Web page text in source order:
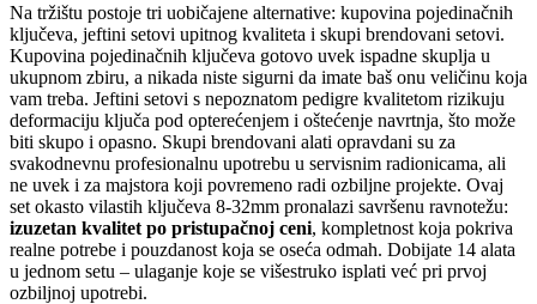
Na tržištu postoje tri uobičajene alternative: kupovina pojedinačnih
ključeva, jeftini setovi upitnog kvaliteta i skupi brendovani setovi.
Kupovina pojedinačnih ključeva gotovo uvek ispadne skuplja u
ukupnom zbiru, a nikada niste sigurni da imate baš onu veličinu koja
vam treba. Jeftini setovi s nepoznatom pedigre kvalitetom rizikuju
deformaciju ključa pod opterećenjem i oštećenje navrtnja, što može
biti skupo i opasno. Skupi brendovani alati opravdani su za
svakodnevnu profesionalnu upotrebu u servisnim radionicama, ali
ne uvek i za majstora koji povremeno radi ozbiljne projekte. Ovaj
set okasto vilastih ključeva 8-32mm pronalazi savršenu ravnotežu:
izuzetan kvalitet po pristupačnoj ceni, kompletnost koja pokriva
realne potrebe i pouzdanost koja se oseća odmah. Dobijate 14 alata
u jednom setu – ulaganje koje se višestruko isplati već pri prvoj
ozbiljnoj upotrebi.